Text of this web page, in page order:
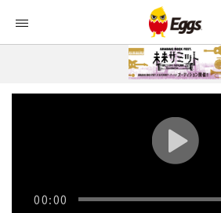
ランキング
記事
ログイン
アカウント登録
00:00